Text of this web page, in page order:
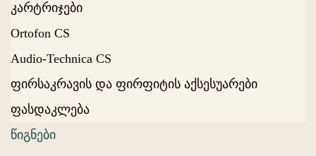
კარტრიჯები
Ortofon CS
Audio-Technica CS
ფირსაკრავის და ფირფიტის აქსესუარები
ფასდაკლება
წიგნები